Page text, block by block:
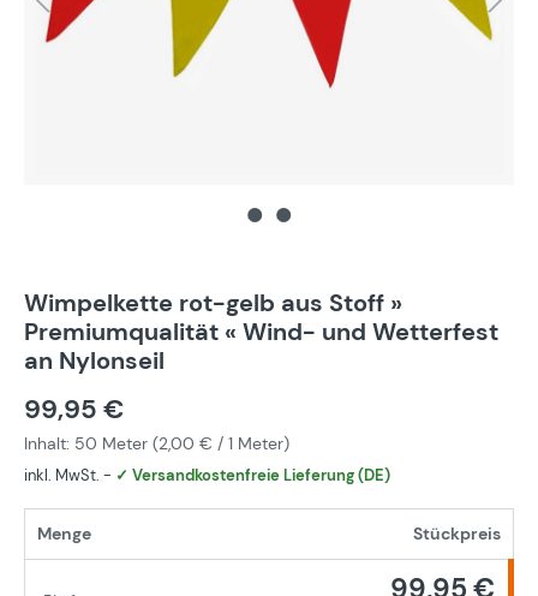
Wimpelkette rot-gelb aus Stoff »
Premiumqualität « Wind- und Wetterfest
an Nylonseil
99,95 €
Inhalt: 50 Meter (2,00 € / 1 Meter)
inkl. MwSt. - ✓ Versandkostenfreie Lieferung (DE)
Menge Stückpreis